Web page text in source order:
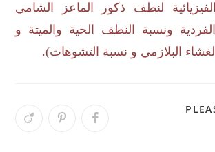
لنطف ذكور الماعز الشامي
ونسبة النطف الحية والميتة و
البلازمي و نسبة التشوهات).